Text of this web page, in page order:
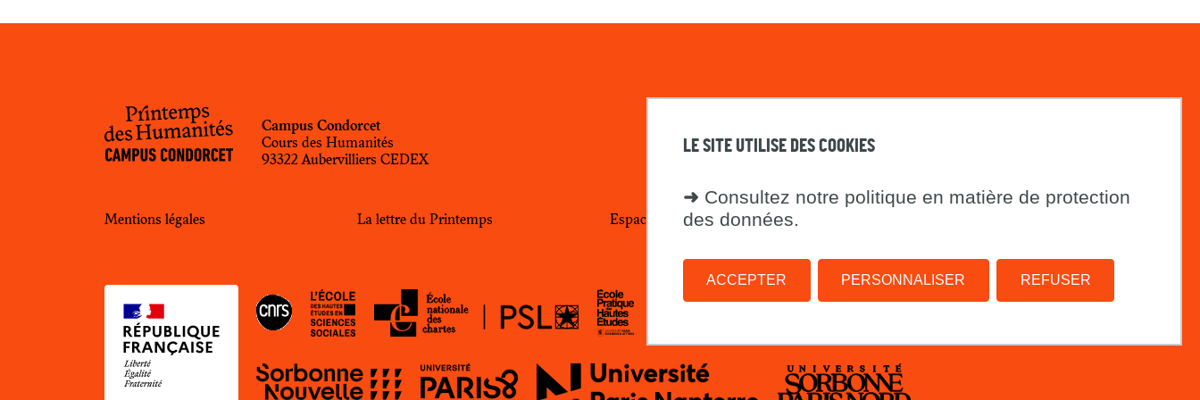
LE SITE UTILISE DES COOKIES
➜ Consultez notre politique en matière de protection
des données.
ACCEPTER REFUSER
PERSONNALISER
Campus Condorcet
Cours des Humanités
93322 Aubervilliers CEDEX
Instagram
Mentions légales La lettre du Printemps Espace presse
CNRS EHESS ENC EPHE FMSH INED
Paris
Sorbonne
Paris
Paris